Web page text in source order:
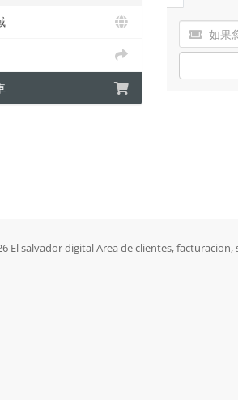
El salvador digital Area de clientes, facturacion,